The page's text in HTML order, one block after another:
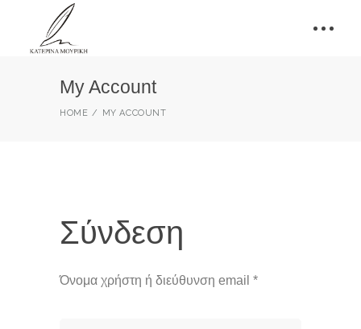
My Account
HOME MY ACCOUNT
Σύνδεση
Όνομα χρήστη ή διεύθυνση email *